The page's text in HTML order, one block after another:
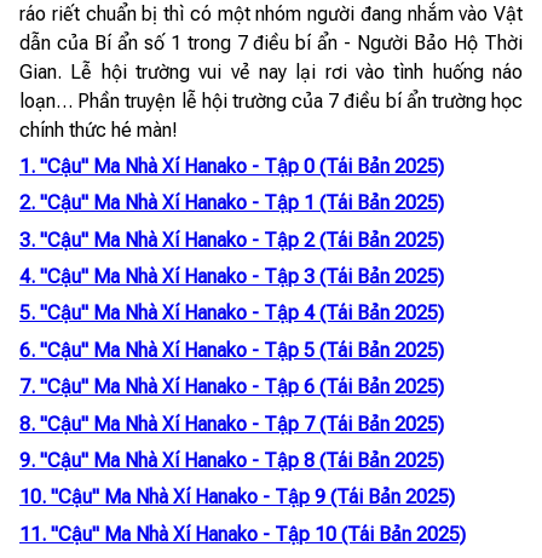
ráo riết chuẩn bị thì có một nhóm người đang nhắm vào Vật
dẫn của Bí ẩn số 1 trong 7 điều bí ẩn - Người Bảo Hộ Thời
Gian. Lễ hội trường vui vẻ nay lại rơi vào tình huống náo
loạn… Phần truyện lễ hội trường của 7 điều bí ẩn trường học
chính thức hé màn!
1. "Cậu" Ma Nhà Xí Hanako - Tập 0 (Tái Bản 2025)
2. "Cậu" Ma Nhà Xí Hanako - Tập 1 (Tái Bản 2025)
3. "Cậu" Ma Nhà Xí Hanako - Tập 2 (Tái Bản 2025)
4. "Cậu" Ma Nhà Xí Hanako - Tập 3 (Tái Bản 2025)
5. "Cậu" Ma Nhà Xí Hanako - Tập 4 (Tái Bản 2025)
6. "Cậu" Ma Nhà Xí Hanako - Tập 5 (Tái Bản 2025)
7. "Cậu" Ma Nhà Xí Hanako - Tập 6 (Tái Bản 2025)
8. "Cậu" Ma Nhà Xí Hanako - Tập 7 (Tái Bản 2025)
9. "Cậu" Ma Nhà Xí Hanako - Tập 8 (Tái Bản 2025)
10. "Cậu" Ma Nhà Xí Hanako - Tập 9 (Tái Bản 2025)
11. "Cậu" Ma Nhà Xí Hanako - Tập 10 (Tái Bản 2025)